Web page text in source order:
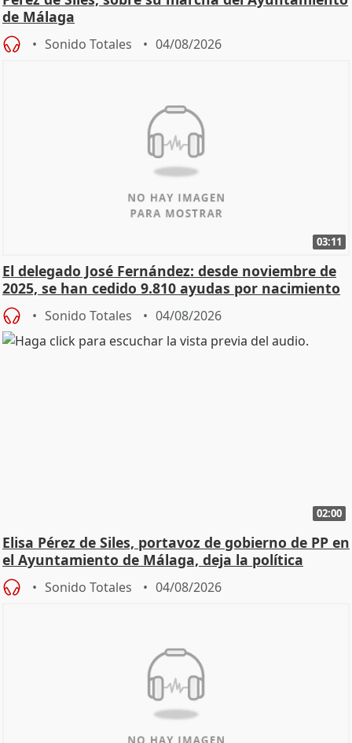
de Málaga
Sonido Totales 04/08/2026
03:11
El delegado José Fernández: desde noviembre de
2025, se han cedido 9.810 ayudas por nacimiento
Sonido Totales 04/08/2026
02:00
Elisa Pérez de Siles, portavoz de gobierno de PP en
el Ayuntamiento de Málaga, deja la política
Sonido Totales 04/08/2026